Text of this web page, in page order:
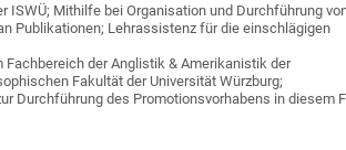
ISWÜ; Mithilfe bei Organisation und Durchführung
Publikationen; Lehrassistenz für die einschlägigen
der Anglistik & Amerikanistik der
Fakultät der Universität Würzburg;
Durchführung des Promotionsvorhabens in diesem